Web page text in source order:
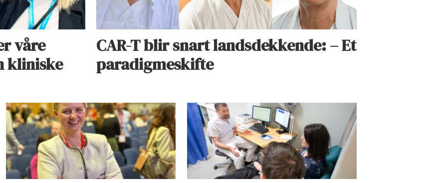
våre
kliniske
CAR-T blir snart landsdekkende: – Et
paradigmeskifte